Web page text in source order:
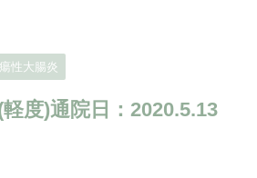
性大腸炎
度)通院日：2020.5.13